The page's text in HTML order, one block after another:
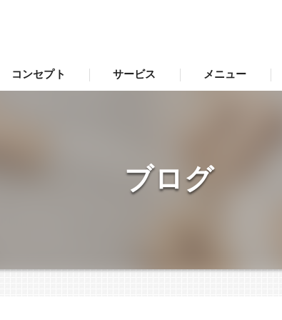
コンセプト
福岡市西区の塾･学習支援塾「羅針盤」のお客様の声
サービス メニュー
ブログ